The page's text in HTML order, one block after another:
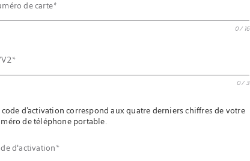
de carte
0 / 16
0 / 3
code d’activation correspond aux quatre derniers chiffres de votre
de téléphone portable.
d'activation